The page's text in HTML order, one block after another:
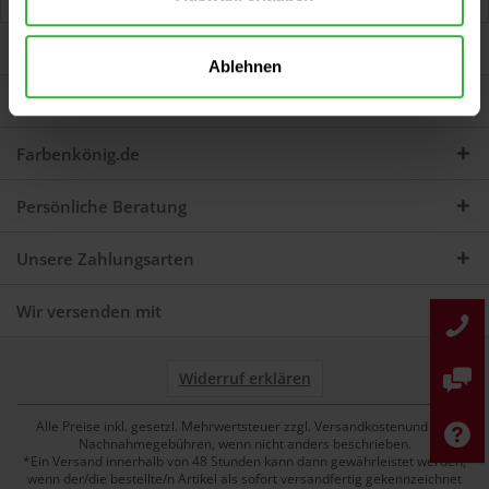
Ablehnen
Service
Farbenkönig.de
Persönliche Beratung
Unsere Zahlungsarten
Wir versenden mit
Widerruf erklären
Alle Preise inkl. gesetzl. Mehrwertsteuer zzgl. Versandkostenund ggf.
Nachnahmegebühren, wenn nicht anders beschrieben.
*Ein Versand innerhalb von 48 Stunden kann dann gewährleistet werden,
wenn der/die bestellte/n Artikel als sofort versandfertig gekennzeichnet